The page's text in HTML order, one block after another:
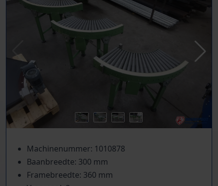
Machinenummer: 1010878
Baanbreedte: 300 mm
Framebreedte: 360 mm